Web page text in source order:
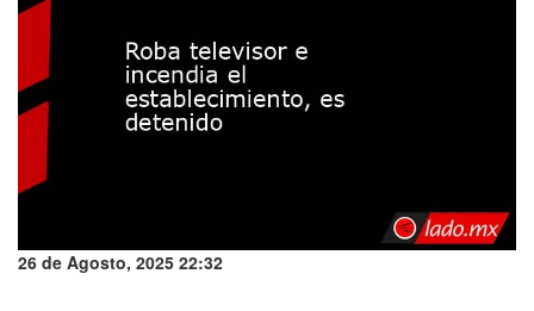
26 de Agosto, 2025 22:32